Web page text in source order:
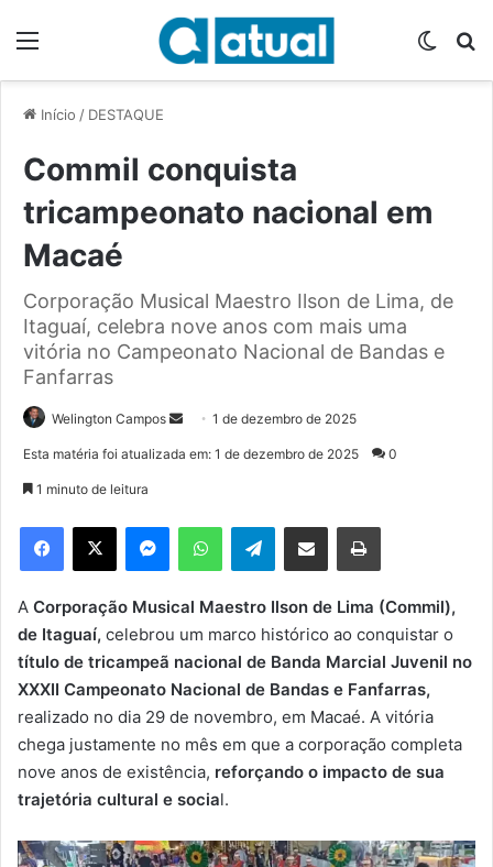
Início / DESTAQUE
Commil conquista
tricampeonato nacional em
Macaé
Corporação Musical Maestro Ilson de Lima, de
Itaguaí, celebra nove anos com mais uma
vitória no Campeonato Nacional de Bandas e
Fanfarras
Welington Campos
e
m
e
-
m
a
1 de dezembro de 2025
Esta matéria foi atualizada em: 1 de dezembro de 2025 0
1 minuto de leitura
Telegram
A Corporação Musical Maestro Ilson de Lima (Commil),
de Itaguaí, celebrou um marco histórico ao conquistar o
título de tricampeã nacional de Banda Marcial Juvenil no
XXXII Campeonato Nacional de Bandas e Fanfarras,
realizado no dia 29 de novembro, em Macaé. A vitória
chega justamente no mês em que a corporação completa
nove anos de existência, reforçando o impacto de sua
trajetória cultural e social.